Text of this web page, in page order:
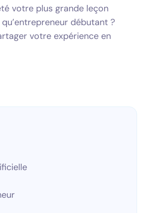
votre plus grande leçon
débutant ?
votre expérience en